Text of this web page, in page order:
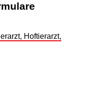
Hoftierarzt,